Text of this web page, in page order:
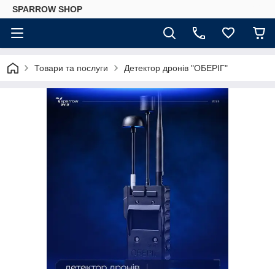
SPARROW SHOP
Товари та послуги Детектор дронів "ОБЕРІГ"